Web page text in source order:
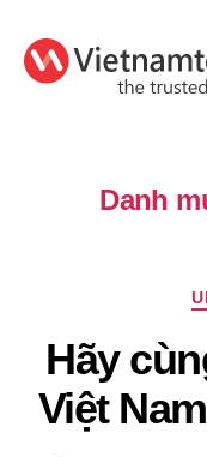
Danh
Hãy
Việt